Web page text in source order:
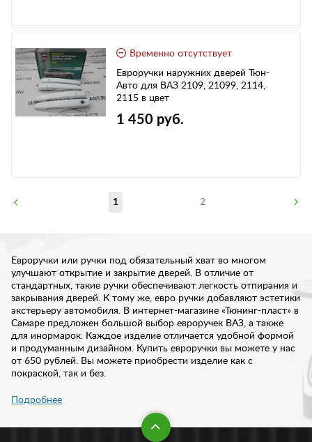
Временно отсутствует
Евроручки наружних дверей Тюн-
Авто для ВАЗ 2109, 21099, 2114,
2115 в цвет
1 450 руб.
1 2
Евроручки или ручки под обязательный хват во многом
улучшают открытие и закрытие дверей. В отличие от
стандартных, такие ручки обеспечивают легкость отпирания и
закрывания дверей. К тому же, евро ручки добавляют эстетики
экстерьеру автомобиля. В интернет-магазине «Тюнинг-пласт» в
Самаре предложен большой выбор евроручек ВАЗ, а также
для инормарок. Каждое изделие отличается удобной формой
и продуманным дизайном. Купить евроручки вы можете у нас
от 650 рублей. Вы можете приобрести изделие как с
покраской, так и без.
Евроручки для автомобилей ВАЗ и иномарок в Самаре
С одной стороны, такие ручки улучшают открытие дверей, а с
Подробнее